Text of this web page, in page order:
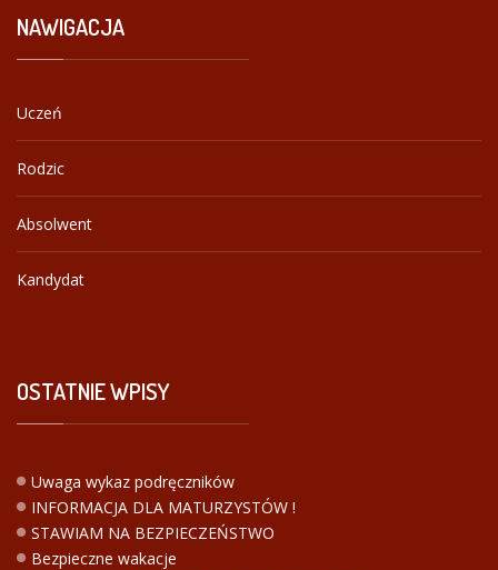
NAWIGACJA
Uczeń
Rodzic
Absolwent
Kandydat
OSTATNIEWPISY
Uwaga wykaz podręczników
INFORMACJA DLA MATURZYSTÓW !
STAWIAM NA BEZPIECZEŃSTWO
Bezpieczne wakacje